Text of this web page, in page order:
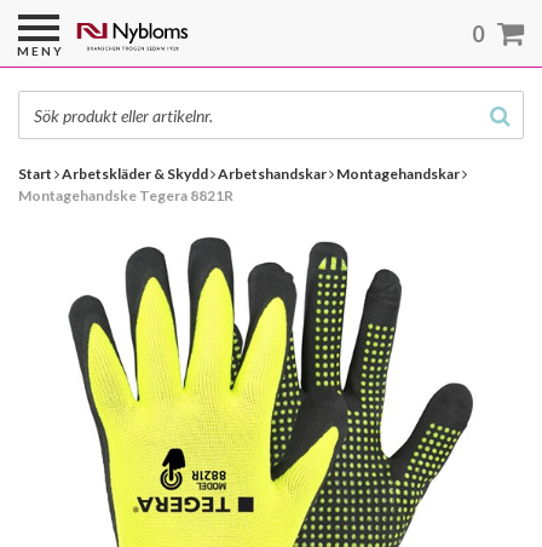
Start Arbetskläder & Skydd Arbetshandskar Montagehandskar
Montagehandske Tegera 8821R
MENY
0